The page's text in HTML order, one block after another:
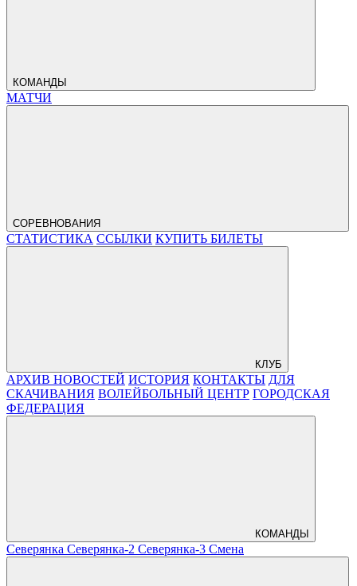
КОМАНДЫ
МАТЧИ
СОРЕВНОВАНИЯ
СТАТИСТИКА ССЫЛКИ КУПИТЬ БИЛЕТЫ
КЛУБ
АРХИВ НОВОСТЕЙ ИСТОРИЯ КОНТАКТЫ ДЛЯ
СКАЧИВАНИЯ ВОЛЕЙБОЛЬНЫЙ ЦЕНТР ГОРОДСКАЯ
ФЕДЕРАЦИЯ
КОМАНДЫ
Северянка Северянка-2 Северянка-3 Смена